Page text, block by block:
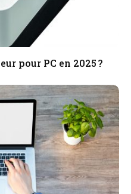
pour PC en 2025 ?